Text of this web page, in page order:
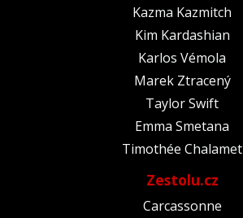
Kazma Kazmitch
Kim Kardashian
Karlos Vémola
Marek Ztracený
Taylor Swift
Emma Smetana
Timothée Chalamet
Zestolu.cz
Carcassonne